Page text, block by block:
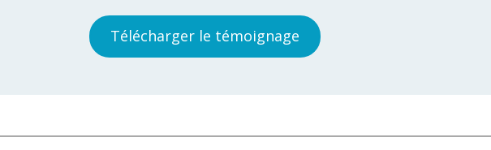
Télécharger le témoignage